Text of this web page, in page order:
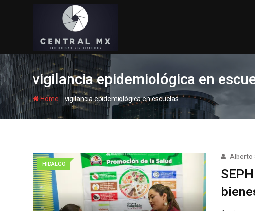
vigilancia epidemiológica en
Home -vigilancia epidemiológica en escuelas
HIDALGO
Alberto